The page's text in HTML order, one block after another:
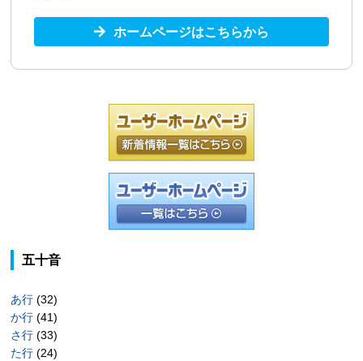
ホームページはこちらから
五十音
あ行 (32)
か行 (41)
さ行 (33)
た行 (24)